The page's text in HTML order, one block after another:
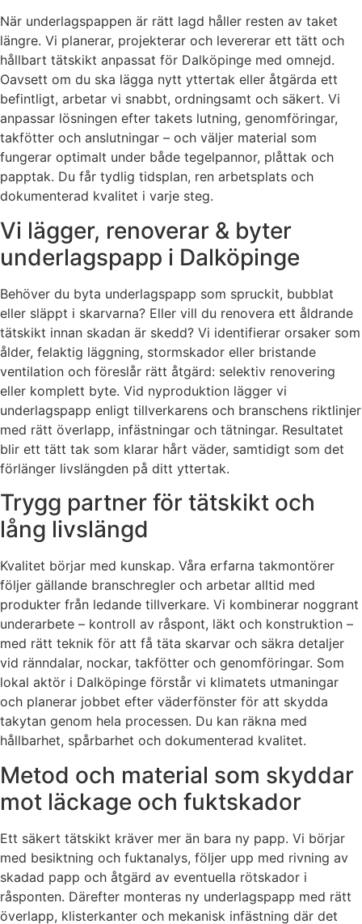
När underlagspappen är rätt lagd håller resten av taket
längre. Vi planerar, projekterar och levererar ett tätt och
hållbart tätskikt anpassat för Dalköpinge med omnejd.
Oavsett om du ska lägga nytt yttertak eller åtgärda ett
befintligt, arbetar vi snabbt, ordningsamt och säkert. Vi
anpassar lösningen efter takets lutning, genomföringar,
takfötter och anslutningar – och väljer material som
fungerar optimalt under både tegelpannor, plåttak och
papptak. Du får tydlig tidsplan, ren arbetsplats och
dokumenterad kvalitet i varje steg.
Vi lägger, renoverar & byter
underlagspapp i Dalköpinge
Behöver du byta underlagspapp som spruckit, bubblat
eller släppt i skarvarna? Eller vill du renovera ett åldrande
tätskikt innan skadan är skedd? Vi identifierar orsaker som
ålder, felaktig läggning, stormskador eller bristande
ventilation och föreslår rätt åtgärd: selektiv renovering
eller komplett byte. Vid nyproduktion lägger vi
underlagspapp enligt tillverkarens och branschens riktlinjer
med rätt överlapp, infästningar och tätningar. Resultatet
blir ett tätt tak som klarar hårt väder, samtidigt som det
förlänger livslängden på ditt yttertak.
Trygg partner för tätskikt och
lång livslängd
Kvalitet börjar med kunskap. Våra erfarna takmontörer
följer gällande branschregler och arbetar alltid med
produkter från ledande tillverkare. Vi kombinerar noggrant
underarbete – kontroll av råspont, läkt och konstruktion –
med rätt teknik för att få täta skarvar och säkra detaljer
vid ränndalar, nockar, takfötter och genomföringar. Som
lokal aktör i Dalköpinge förstår vi klimatets utmaningar
och planerar jobbet efter väderfönster för att skydda
takytan genom hela processen. Du kan räkna med
hållbarhet, spårbarhet och dokumenterad kvalitet.
Metod och material som skyddar
mot läckage och fuktskador
Ett säkert tätskikt kräver mer än bara ny papp. Vi börjar
med besiktning och fuktanalys, följer upp med rivning av
skadad papp och åtgärd av eventuella rötskador i
råsponten. Därefter monteras ny underlagspapp med rätt
överlapp, klisterkanter och mekanisk infästning där det